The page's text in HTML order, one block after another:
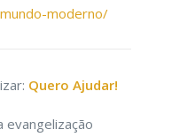
moderno/
Quero Ajudar!
evangelização